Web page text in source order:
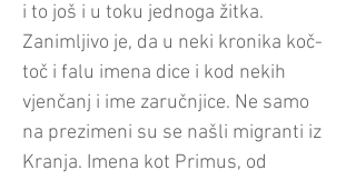
i to još i u toku jednoga žitka.
Zanimljivo je, da u neki kronika koč-
toč i falu imena dice i kod nekih
vjenčanj i ime zaručnjice. Ne samo
na prezimeni su se našli migranti iz
Kranja. Imena kot Primus, od